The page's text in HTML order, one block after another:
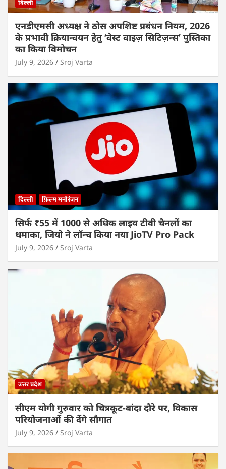
दिल्ली
एनडीएमसी अध्यक्ष ने ठोस अपशिष्ट प्रबंधन नियम, 2026
के प्रभावी क्रियान्वयन हेतु ‘वेस्ट वाइज़ सिटिज़न्स’ पुस्तिका
का किया विमोचन
July 9, 2026 Sroj Varta
दिल्ली फ़िल्म मनोरंजन
सिर्फ ₹55 में 1000 से अधिक लाइव टीवी चैनलों का
धमाका, जियो ने लॉन्च किया नया JioTV Pro Pack
July 9, 2026 Sroj Varta
उत्तर प्रदेश
सीएम योगी गुरुवार को चित्रकूट-बांदा दौरे पर, विकास
परियोजनाओं की देंगे सौगात
July 9, 2026 Sroj Varta